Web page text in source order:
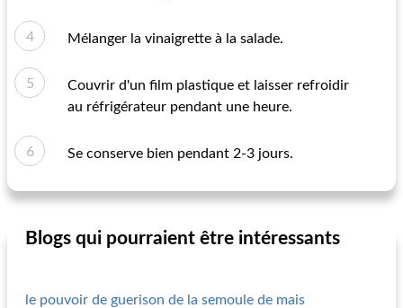
Mélanger la vinaigrette à la salade.
Couvrir d'un film plastique et laisser refroidir
au réfrigérateur pendant une heure.
Se conserve bien pendant 2-3 jours.
Blogs qui pourraient être intéressants
le pouvoir de guerison de la semoule de mais